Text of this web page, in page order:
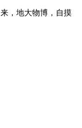
，地大物博，自摸